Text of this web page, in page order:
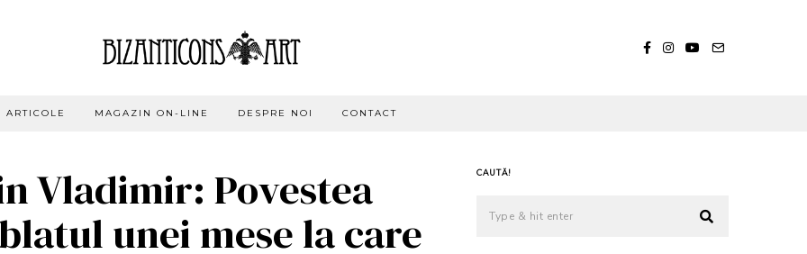
ARTICOLE MAGAZIN ON-LINE DESPRE NOI CONTACT
Vladimir: Povestea
unei mese la care
CAUTĂ!